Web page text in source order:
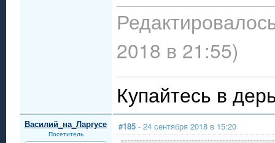
2018 в 21:55)
Купайтесь в
Василий_на_Ларгусе
Посетитель
#185 - 24 сентября 2018 в 15:20